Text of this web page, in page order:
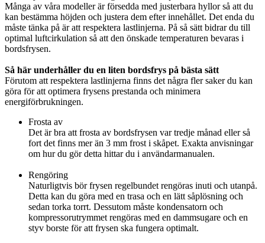
Många av våra modeller är försedda med justerbara hyllor så att du
kan bestämma höjden och justera dem efter innehållet. Det enda du
måste tänka på är att respektera lastlinjerna. På så sätt bidrar du till
optimal luftcirkulation så att den önskade temperaturen bevaras i
bordsfrysen.
Så här underhåller du en liten bordsfrys på bästa sätt
Förutom att respektera lastlinjerna finns det några fler saker du kan
göra för att optimera frysens prestanda och minimera
energiförbrukningen.
Frosta av
Det är bra att frosta av bordsfrysen var tredje månad eller så
fort det finns mer än 3 mm frost i skåpet. Exakta anvisningar
om hur du gör detta hittar du i användarmanualen.
Rengöring
Naturligtvis bör frysen regelbundet rengöras inuti och utanpå.
Detta kan du göra med en trasa och en lätt såplösning och
sedan torka torrt. Dessutom måste kondensatorn och
kompressorutrymmet rengöras med en dammsugare och en
styv borste för att frysen ska fungera optimalt.